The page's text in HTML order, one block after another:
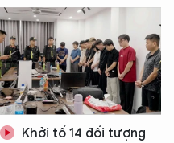
Khởi tố 14 đối tượng